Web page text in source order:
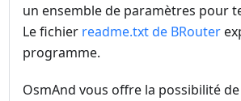
un ensemble de paramètres pour
Le fichier readme.txt de BRouter
programme.
OsmAnd vous offre la possibilité